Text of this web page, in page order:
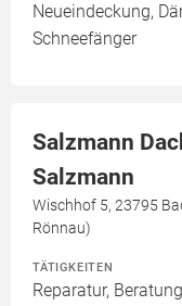
Neueindeckung,
Schneefänger
Salzmann
Salzmann
Wischhof 5, 23795
Rönnau)
TÄTIGKEITEN
Reparatur,